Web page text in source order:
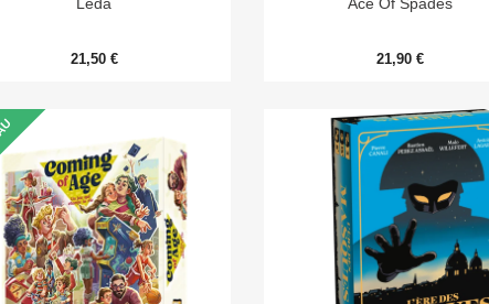
21,50 € 21,90 €